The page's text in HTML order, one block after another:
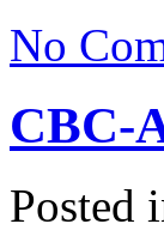
No
CBC-
Posted